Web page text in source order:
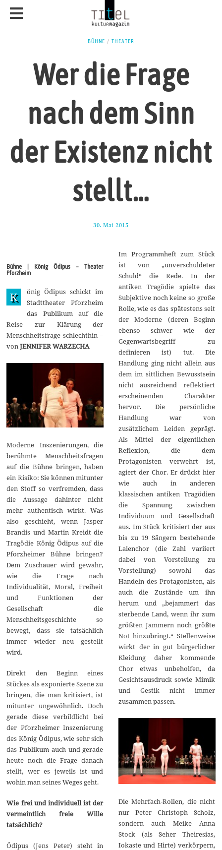
BÜHNE / THEATER
Wer die Frage
nach dem Sinn
der Existenz nicht
stellt…
30. Mai 2015
a
0
1
5
Bühne | König Ödipus – Theater
Pforzheim
K
önig Ödipus schickt im
Stadttheater Pforzheim
das Publikum auf die
Reise zur Klärung der
Menschheitsfrage schlechthin –
vonJENNIFER WARZECHA
Moderne Inszenierungen, die
berühmte Menschheitsfragen
auf die Bühne bringen, haben
ein Risiko: Sie können mitunter
den Stoff so verfremden, dass
die Aussage dahinter nicht
mehr authentisch wirkt. Was
also geschieht, wenn Jasper
Brandis und Martin Kreidt die
Tragödie König Ödipus auf die
Pforzheimer Bühne bringen?
Dem Zuschauer wird gewahr,
wie die Frage nach
Individualität, Moral, Freiheit
und Funktionen der
Gesellschaft die
Menschheitsgeschichte so
bewegt, dass sie tatsächlich
immer wieder neu gestellt
wird.
Direkt den Beginn eines
Stückes als exponierte Szene zu
bringen, die man kritisiert, ist
mitunter ungewöhnlich. Doch
gerade diese verbildlicht bei
der Pforzheimer Inszenierung
des König Ödipus, wie sehr sich
das Publikum auch und gerade
heute noch die Frage danach
stellt, wer es jeweils ist und
wohin man seines Weges geht.
Wie frei und individuell ist der
vermeintlich freie Wille
tatsächlich?
Ödipus (Jens Peter) steht in
Im Programmheft zum Stück
ist von „unverschuldeter
Schuld“ die Rede. In der
antiken Tragödie spielte das
Subjektive noch keine so große
Rolle, wie es das spätestens seit
der Moderne (deren Beginn
ebenso schwer wie der
Gegenwartsbegriff zu
definieren ist) tut. Die
Handlung ging nicht allein aus
dem im sittlichen Bewusstsein
nicht ausreichend reflektiert
erscheinenden Charakter
hervor. Die persönliche
Handlung war von
zusätzlichem Leiden geprägt.
Als Mittel der eigentlichen
Reflexion, die dem
Protagonisten verwehrt ist,
agiert der Chor. Er drückt hier
wie auch in anderen
klassischen antiken Tragödien
die Spannung zwischen
Individuum und Gesellschaft
aus. Im Stück kritisiert der aus
bis zu 19 Sängern bestehende
Laienchor (die Zahl variiert
dabei von Vorstellung zu
Vorstellung) sowohl das
Handeln des Protagonisten, als
auch die Zustände um ihn
herum und „bejammert das
sterbende Land, wenn ihr zum
größten Jammern noch größte
Not hinzubringt.“ Stellenweise
wirkt der in gut bürgerlicher
Kleidung daher kommende
Chor etwas unbeholfen, da
Gesichtsausdruck sowie Mimik
und Gestik nicht immer
zusammen passen.
Die Mehrfach-Rollen, die nicht
nur Peter Christoph Scholz,
sondern auch Meike Anna
Stock (als Seher Theiresias,
Iokaste und Hirte) verkörpern,